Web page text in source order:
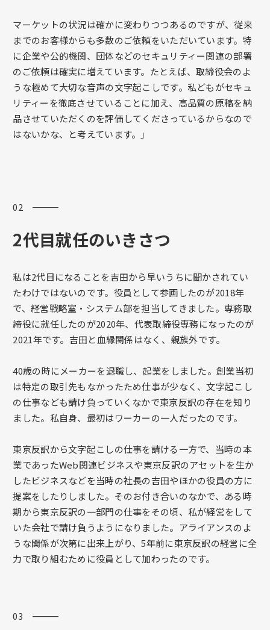
マーケットの状況は確かに変わりつつあるのですが、従来
までのお客様からも多数のご依頼をいただいています。特
に企業や公的機関、団体などのセキュリティー関連の部署
のご依頼は確実に増えています。たとえば、取締役会のよ
うな極めて大切な音声の文字起こしです。私どもがセキュ
リティーを徹底させていることに加え、高品質の原稿を納
品させていただくのを評価してくださっているからなので
はないかな、と考えています。」
02 ―――
2代目就任のいきさつ
私は2代目になることを吉田から早いうちに聞かされてい
たわけではないのです。役員として参画したのが2018年
で、経営戦略室・システム部を担当してきました。専務取
締役に就任したのが2020年、代表取締役専務になったのが
2021年です。吉田と血縁関係はなく、親族外です。
40歳の時にメーカーを退職し、起業をしました。創業当初
は特定の取引先もなかったため仕事が少なく、文字起こし
の仕事なども請け負っていくなかで東京反訳の存在を知り
ました。私自身、最初はワーカーの一人だったのです。
東京反訳から文字起こしの仕事を請ける一方で、当時の本
業であったWeb関連ビジネスや東京反訳のアセットを生か
したビジネスなどを当時の社長の吉田やほかの役員の方に
提案をしたりしました。そのお付き合いのなかで、ある時
期から東京反訳の一部門の仕事をその頃、私が経営をして
いた会社で請け負うようになりました。アライアンスのよ
うな関係が次第に出来上がり、5年前に東京反訳の経営に全
力で取り組むために役員として加わったのです。
03 ―――